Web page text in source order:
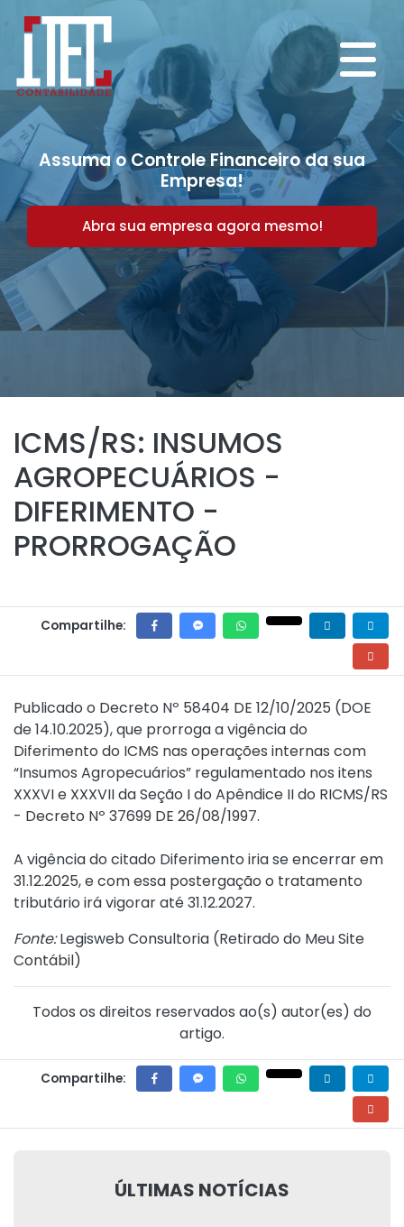
Assuma o Controle Financeiro da sua
Empresa!
Abra sua empresa agora mesmo!
ICMS/RS: INSUMOS
AGROPECUÁRIOS -
DIFERIMENTO -
PRORROGAÇÃO
Compartilhe:
Publicado o Decreto Nº 58404 DE 12/10/2025 (DOE
de 14.10.2025), que prorroga a vigência do
Diferimento do ICMS nas operações internas com
“Insumos Agropecuários” regulamentado nos itens
XXXVI e XXXVII da Seção I do Apêndice II do RICMS/RS
- Decreto Nº 37699 DE 26/08/1997.
A vigência do citado Diferimento iria se encerrar em
31.12.2025, e com essa postergação o tratamento
tributário irá vigorar até 31.12.2027.
Fonte:Legisweb Consultoria (Retirado do Meu Site
Contábil)
Todos os direitos reservados ao(s) autor(es) do
artigo.
Compartilhe:
ÚLTIMAS NOTÍCIAS